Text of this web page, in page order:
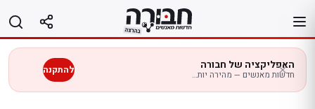
לתוכן
האפליקציה של חבורה
חדשות מאנשים — מהירה יותר בנייד להתקנה